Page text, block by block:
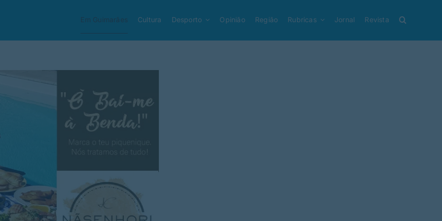
Em Guimarães Cultura Desporto Opinião Região Rubricas Jornal Revista